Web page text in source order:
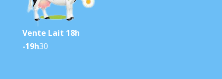
Vente Lait 18h
-19h30